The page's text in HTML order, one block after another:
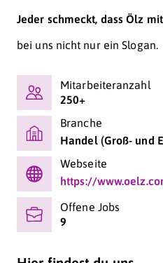
Jeder schmeckt, dass Ölz
bei uns nicht nur ein Slogan.
Mitarbeiteranzahl
250+
Branche
Handel (Groß- und
Webseite
https://
Offene Jobs
9